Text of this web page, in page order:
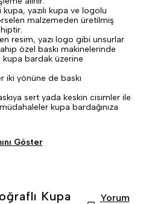
yazılı kupa ve logolu
malzemeden üretilmiş
resim, yazı logo gibi unsurlar
özel baskı makinelerinde
kupa bardak üzerine
iki yönüne de baskı
sert yada keskin cisimler ile
kupa bardağınıza
Göster
Kupa
Yorum